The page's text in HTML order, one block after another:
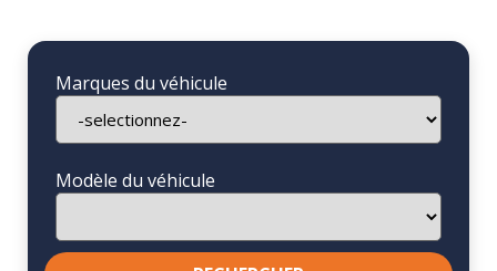
Marques du véhicule
Modèle du véhicule